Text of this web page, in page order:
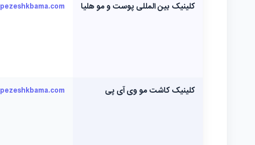
کلینیک بین المللی پوست و مو هلیا pezeshkbama.com
کلینیک کاشت مو وی آی پی pezeshkbama.com